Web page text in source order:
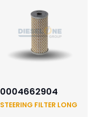
0004662904
STEERING FILTER LONG